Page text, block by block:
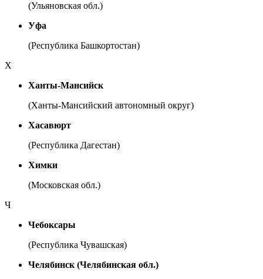
(Ульяновская обл.)
Уфа
(Республика Башкортостан)
Х
Ханты-Мансийск
(Ханты-Мансийский автономный округ)
Хасавюрт
(Республика Дагестан)
Химки
(Московская обл.)
Ч
Чебоксары
(Республика Чувашская)
Челябинск (Челябинская обл.)